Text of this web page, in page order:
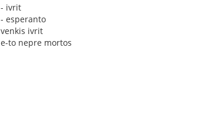
- ivrit
- esperanto
venkis ivrit
e-to nepre mortos